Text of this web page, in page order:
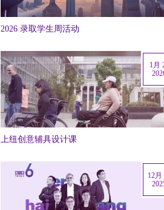
2026 录取学生周活动
上纽创意辅具设计课
1月
12月